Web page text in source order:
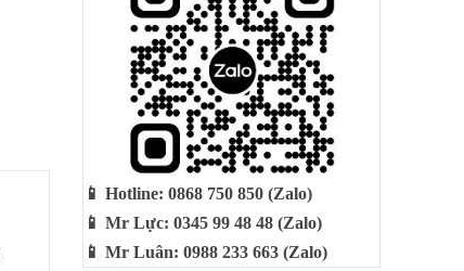
📱 Hotline: 0868 750 850 (Zalo)
📱 Mr Lực: 0345 99 48 48 (Zalo)
📱 Mr Luân: 0988 233 663 (Zalo)